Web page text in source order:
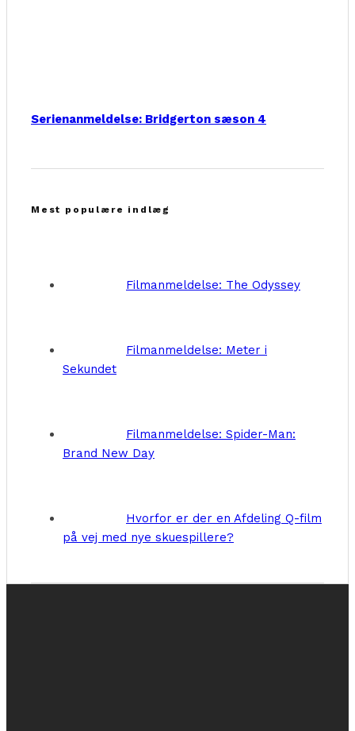
Serienanmeldelse: Bridgerton sæson 4
Mest populære indlæg
Filmanmeldelse: The Odyssey
Filmanmeldelse: Meter i
Sekundet
Filmanmeldelse: Spider-Man:
Brand New Day
Hvorfor er der en Afdeling Q-film
på vej med nye skuespillere?